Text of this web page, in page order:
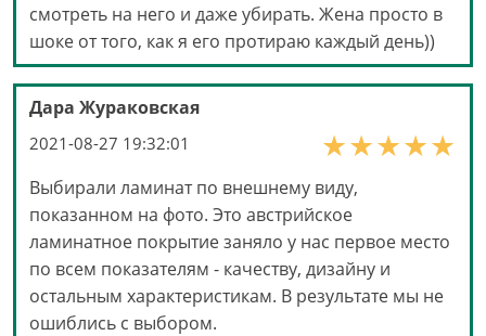
смотреть на него и даже убирать. Жена просто в
шоке от того, как я его протираю каждый день))
Дара Жураковская
2021-08-27 19:32:01
Выбирали ламинат по внешнему виду,
показанном на фото. Это австрийское
ламинатное покрытие заняло у нас первое место
по всем показателям - качеству, дизайну и
остальным характеристикам. В результате мы не
ошиблись с выбором.